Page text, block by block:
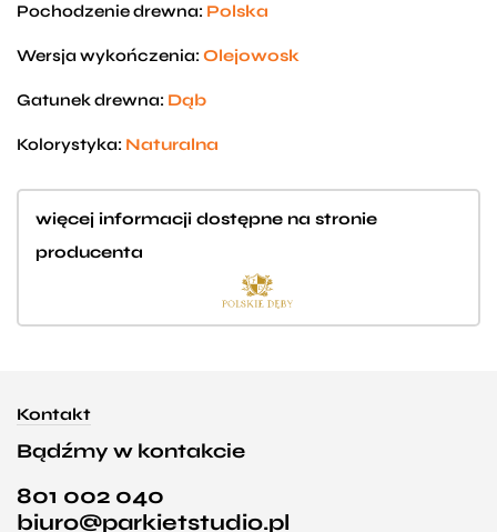
Pochodzenie drewna: Polska
Wersja wykończenia: Olejowosk
Gatunek drewna: Dąb
Kolorystyka: Naturalna
więcej informacji dostępne na stronie
producenta
Kontakt
Bądźmy w kontakcie
801 002 040
biuro@parkietstudio.pl